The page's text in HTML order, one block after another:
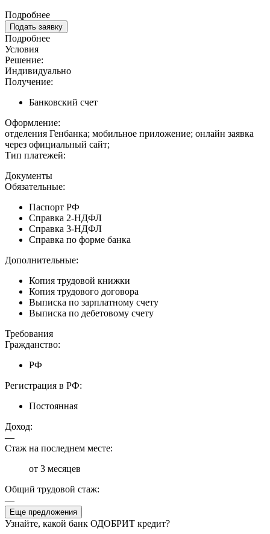
Подробнее
Подать заявку
Подробнее
Условия
Решение:
Индивидуально
Получение:
Банковский счет
Оформление:
отделения Генбанка; мобильное приложение; онлайн заявка
через официальный сайт;
Тип платежей:
Документы
Обязательные:
Паспорт РФ
Справка 2-НДФЛ
Справка 3-НДФЛ
Справка по форме банка
Дополнительные:
Копия трудовой книжки
Копия трудового договора
Выписка по зарплатному счету
Выписка по дебетовому счету
Требования
Гражданство:
РФ
Регистрация в РФ:
Постоянная
Доход:
—
Стаж на последнем месте:
от 3 месяцев
Общий трудовой стаж:
—
Еще предложения
Узнайте, какой банк ОДОБРИТ кредит?